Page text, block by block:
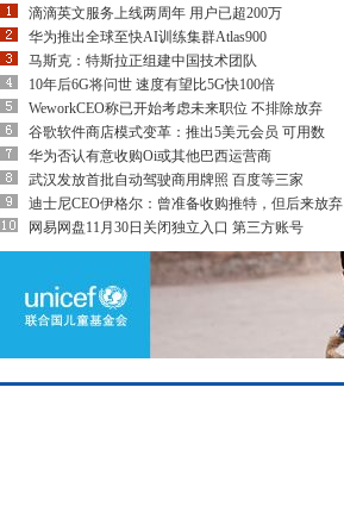
滴滴英文服务上线两周年 用户已超200万
华为推出全球至快AI训练集群Atlas900
马斯克：特斯拉正组建中国技术团队
10年后6G将问世 速度有望比5G快100倍
WeworkCEO称已开始考虑未来职位 不排除放弃
谷歌软件商店模式变革：推出5美元会员 可用数
华为否认有意收购Oi或其他巴西运营商
武汉发放首批自动驾驶商用牌照 百度等三家
迪士尼CEO伊格尔：曾准备收购推特，但后来放弃
网易网盘11月30日关闭独立入口 第三方账号